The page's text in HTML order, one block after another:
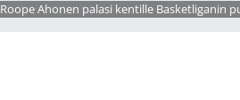
Roope Ahonen palasi kentille Basketliganin